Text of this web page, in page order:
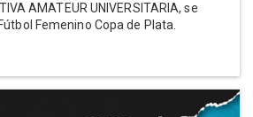
AMATEUR UNIVERSITARIA, se
Femenino Copa de Plata.